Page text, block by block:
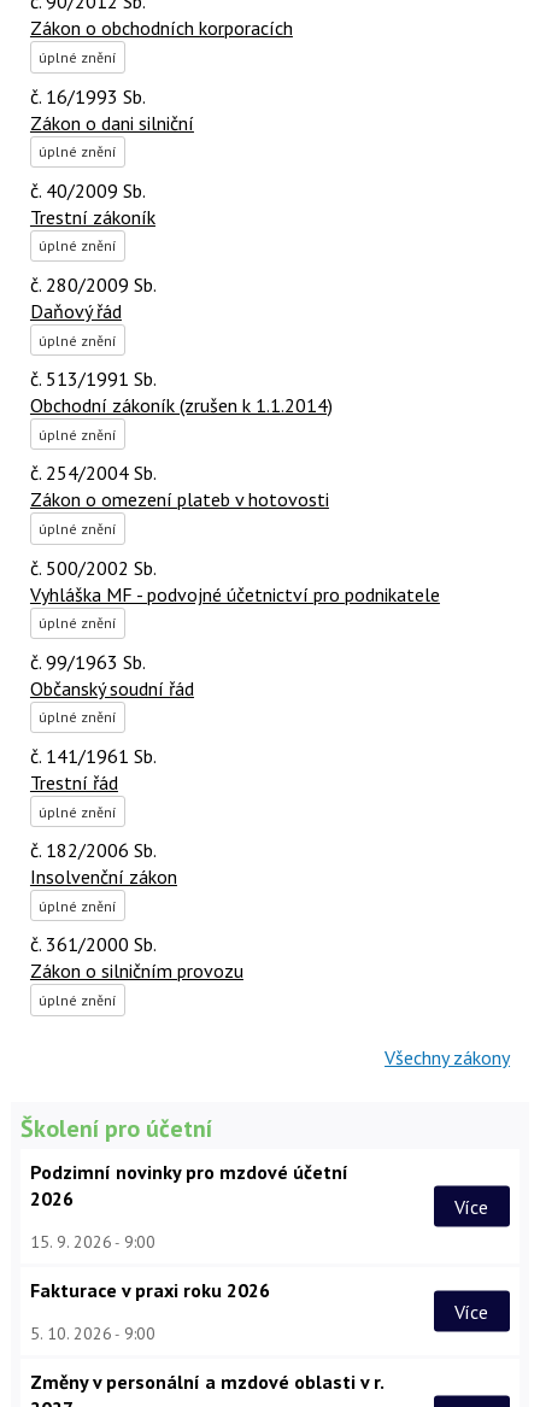
Zákon o obchodních korporacích
úplné znění
č. 16/1993 Sb.
Zákon o dani silniční
úplné znění
č. 40/2009 Sb.
Trestní zákoník
úplné znění
č. 280/2009 Sb.
Daňový řád
úplné znění
č. 513/1991 Sb.
Obchodní zákoník (zrušen k 1.1.2014)
úplné znění
č. 254/2004 Sb.
Zákon o omezení plateb v hotovosti
úplné znění
č. 500/2002 Sb.
Vyhláška MF - podvojné účetnictví pro podnikatele
úplné znění
č. 99/1963 Sb.
Občanský soudní řád
úplné znění
č. 141/1961 Sb.
Trestní řád
úplné znění
č. 182/2006 Sb.
Insolvenční zákon
úplné znění
č. 361/2000 Sb.
Zákon o silničním provozu
úplné znění
Všechny zákony
Školení pro účetní
Podzimní novinky pro mzdové účetní
2026
15. 9. 2026 9:00
Více
Fakturace v praxi roku 2026
5. 10. 2026 9:00
Více
Změny v personální a mzdové oblasti v r.